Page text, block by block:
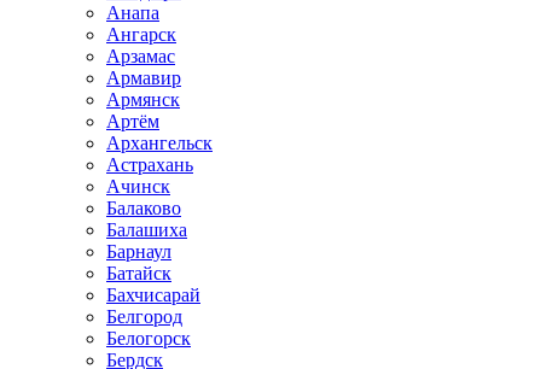
Анапа
Ангарск
Арзамас
Армавир
Армянск
Артём
Архангельск
Астрахань
Ачинск
Балаково
Балашиха
Барнаул
Батайск
Бахчисарай
Белгород
Белогорск
Бердск